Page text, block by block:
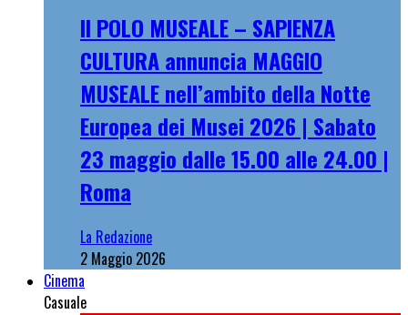
Il POLO MUSEALE – SAPIENZA
CULTURA annuncia MAGGIO
MUSEALE nell’ambito della Notte
Europea dei Musei 2026 | Sabato
23 maggio dalle 15.00 alle 24.00 |
Roma
La Redazione
2 Maggio 2026
Cinema
Casuale